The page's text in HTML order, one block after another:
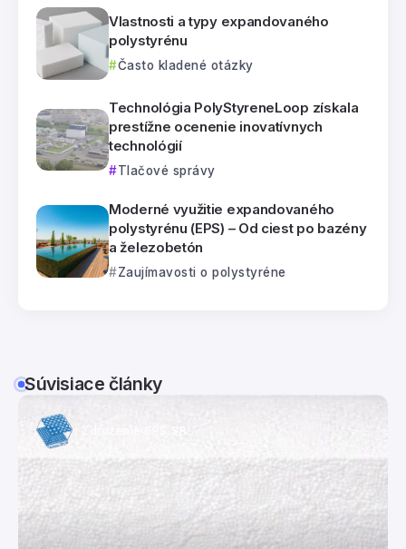
Vlastnosti a typy expandovaného
polystyrénu
Často kladené otázky
Technológia PolyStyreneLoop získala
prestížne ocenenie inovatívnych
technológií
Tlačové správy
Moderné využitie expandovaného
polystyrénu (EPS) – Od ciest po bazény
a železobetón
Zaujímavosti o polystyréne
Súvisiace články
Združenie EPS SR